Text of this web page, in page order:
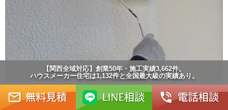
下塗りを終えると、中塗りを行います。下塗りの色と酷
似しているので、塗り残しがないように気をつけなけれ
【関西全域対応】創業50年・施工実績3,662件。
ハウスメーカー住宅は1,132件と全国最大級の実績あり。